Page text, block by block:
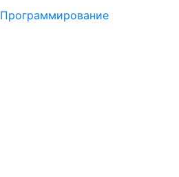
Программирование